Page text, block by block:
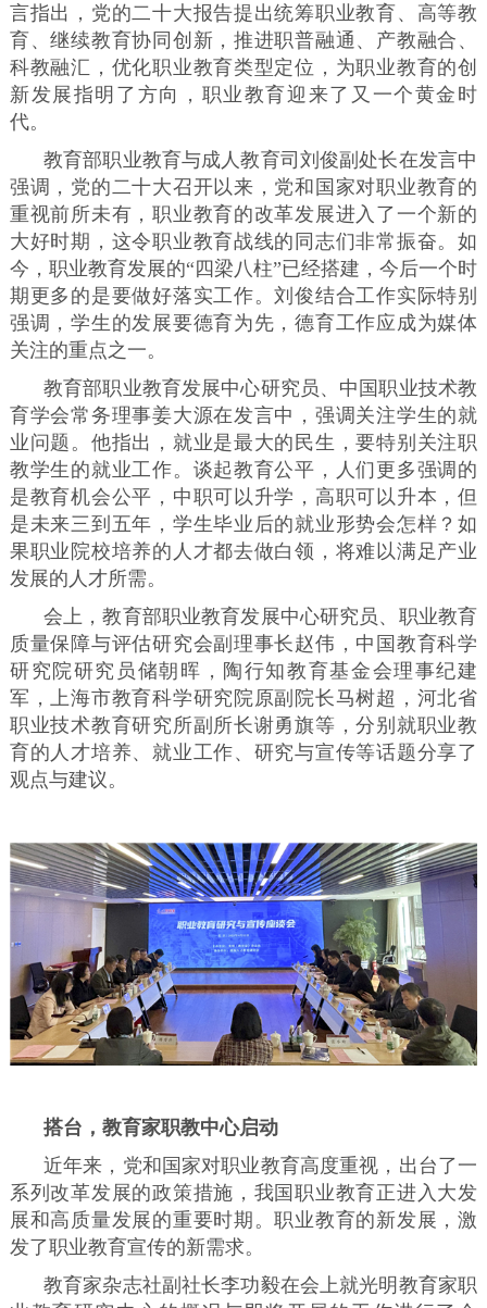
言指出，党的二十大报告提出统筹职业教育、高等教
育、继续教育协同创新，推进职普融通、产教融合、
科教融汇，优化职业教育类型定位，为职业教育的创
新发展指明了方向，职业教育迎来了又一个黄金时
代。
教育部职业教育与成人教育司刘俊副处长在发言中
强调，党的二十大召开以来，党和国家对职业教育的
重视前所未有，职业教育的改革发展进入了一个新的
大好时期，这令职业教育战线的同志们非常振奋。如
今，职业教育发展的“四梁八柱”已经搭建，今后一个时
期更多的是要做好落实工作。刘俊结合工作实际特别
强调，学生的发展要德育为先，德育工作应成为媒体
关注的重点之一。
教育部职业教育发展中心研究员、中国职业技术教
育学会常务理事姜大源在发言中，强调关注学生的就
业问题。他指出，就业是最大的民生，要特别关注职
教学生的就业工作。谈起教育公平，人们更多强调的
是教育机会公平，中职可以升学，高职可以升本，但
是未来三到五年，学生毕业后的就业形势会怎样？如
果职业院校培养的人才都去做白领，将难以满足产业
发展的人才所需。
会上，教育部职业教育发展中心研究员、职业教育
质量保障与评估研究会副理事长赵伟，中国教育科学
研究院研究员储朝晖，陶行知教育基金会理事纪建
军，上海市教育科学研究院原副院长马树超，河北省
职业技术教育研究所副所长谢勇旗等，分别就职业教
育的人才培养、就业工作、研究与宣传等话题分享了
观点与建议。
搭台，教育家职教中心启动
近年来，党和国家对职业教育高度重视，出台了一
系列改革发展的政策措施，我国职业教育正进入大发
展和高质量发展的重要时期。职业教育的新发展，激
发了职业教育宣传的新需求。
教育家杂志社副社长李功毅在会上就光明教育家职